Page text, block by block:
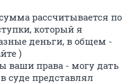
рассчитывается по
который я
деньги, в общем -
)
ваши права - могу дать
суде представлял